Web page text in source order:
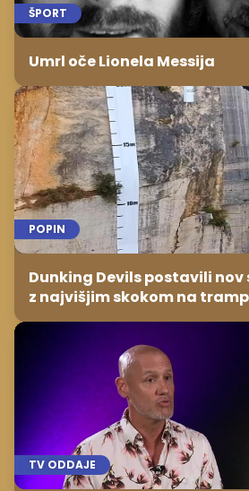
ŠPORT
Umrl oče Lionela Messija
POPIN
Dunking Devils postavili
z najvišjim skokom na
TV ODDAJE